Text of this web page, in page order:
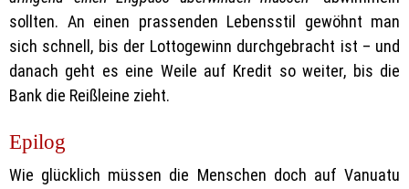
sollten. An einen prassenden Lebensstil gewöhnt man
sich schnell, bis der Lottogewinn durchgebracht ist – und
danach geht es eine Weile auf Kredit so weiter, bis die
Bank die Reißleine zieht.
Epilog
Wie glücklich müssen die Menschen doch auf Vanuatu